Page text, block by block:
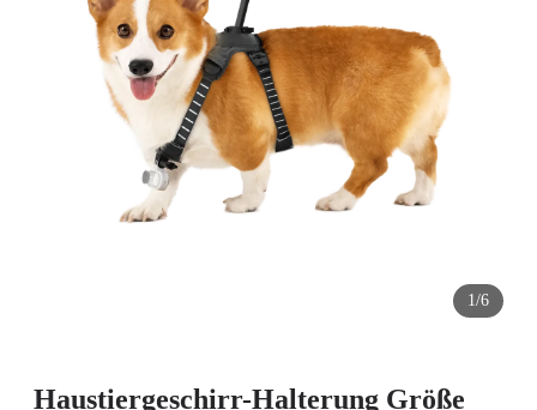
1/6
Haustiergeschirr-Halterung Größe